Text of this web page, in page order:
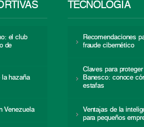
el club
de
la hazaña
Venezuela
TECNOLOGÍA
Recomendaciones
fraude cibernético
Claves para
Banesco: conoce
estafas
Ventajas de la
para pequeños